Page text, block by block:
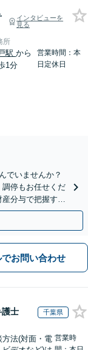
インタビューを
見る
所
駅から
1分
営業時間：本
日定休日
でいませんか？
停もお任せくだ
分与で把握すべ
でお問い合わせ
護士 千葉県
方法(対面・電 営業時